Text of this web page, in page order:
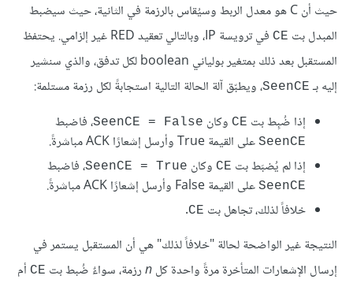
حيث أن C هو معدل الربط وسيُقاس بالرزمة في الثانية، حيث سيضبط
المبدل بت CE
في ترويسة IP، وبالتالي تعقيد RED غير إلزامي. يحتفظ
المستقبل بعد ذلك بمتغير بولياني boolean لكل تدفق، والذي سنشير
إليه بـ SeenCE، ويطبّق آلة الحالة التالية استجابةً لكل رزمة مستلمة:
إذا ضُبِط بت CE وكان SeenCE = False، فاضبط
SeenCE على القيمة True وأرسل إشعارًا ACK مباشرةً.
إذا لم يُضبَط بت CE وكان SeenCE = True، فاضبط
SeenCE على القيمة False وأرسل إشعارًا ACK مباشرةً.
خلافاً لذلك، تجاهل بت CE
.
النتيجة غير الواضحة لحالة "خلافاً لذلك" هي أن المستقبل يستمر في
إرسال الإشعارات المتأخرة مرةً واحدة كلnرزمة، سواءٌ ضُبط بت CE أم